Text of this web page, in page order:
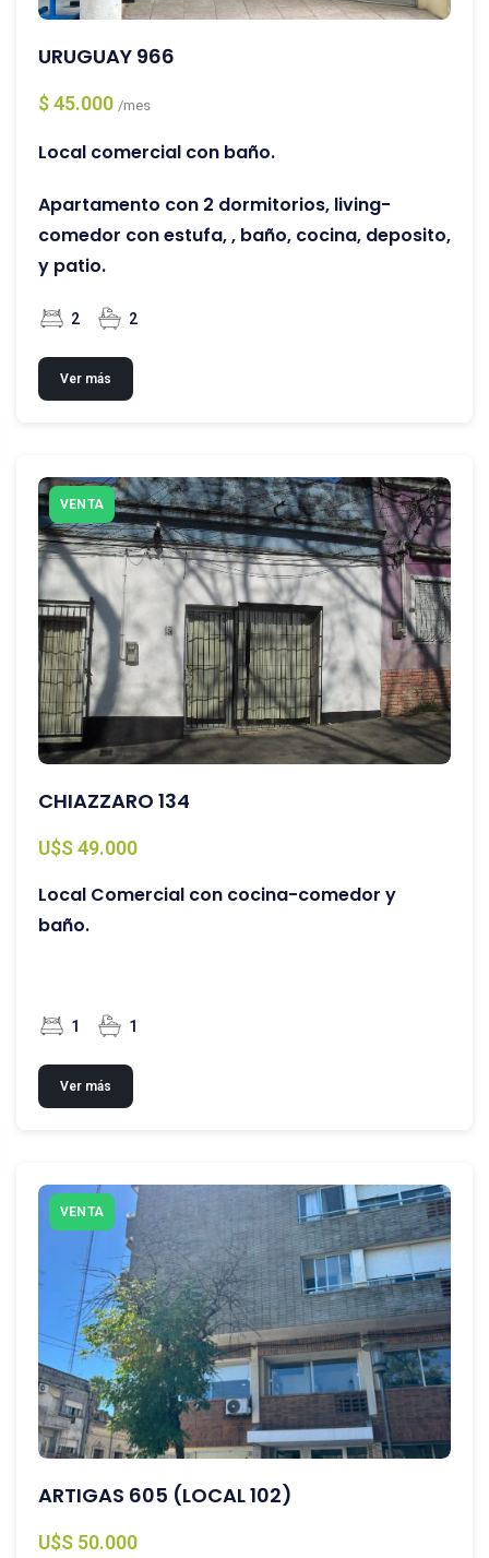
URUGUAY 966
$ 45.000 /mes
Local comercial con baño.
Apartamento con 2 dormitorios, living-
comedor con estufa, , baño, cocina, deposito,
y patio.
2 2
Ver más
VENTA
CHIAZZARO 134
U$S 49.000
Local Comercial con cocina-comedor y
baño.
1 1
Ver más
VENTA
ARTIGAS 605 (LOCAL 102)
U$S 50.000